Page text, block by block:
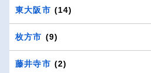
東大阪市 (14)
枚方市 (9)
藤井寺市 (2)